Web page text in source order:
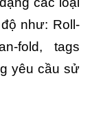
như: Roll-
fold, tags
yêu cầu sử